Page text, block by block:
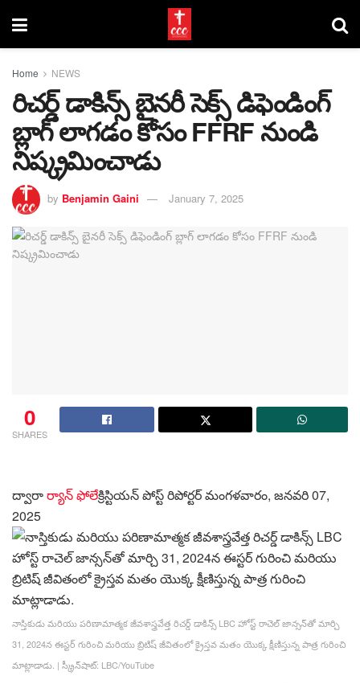
Home NEWS
రిచర్డ్ డాకిన్స్ బైనరీ సెక్స్ డిఫెండింగ్
బ్లాగ్ లాగడం కోసం FFRF నుండి
నిష్క్రమించాడు
by Benjamin Gaini January 7, 2025
0
SHARES
ద్వారార్యాన్ ఫోలేక్రిస్టియన్ పోస్ట్ రిపోర్టర్మంగళవారం, జనవరి 07,
2025
నాస్తికుడు మరియు పరిణామాత్మక జీవశాస్త్రవేత్త రిచర్డ్ డాకిన్స్ LBC హోస్ట్ రాచెల్ జాన్సన్‌తో మార్చి
31, 2024న ఈస్టర్ గురించి మరియు బ్రిటిష్ జీవితంలో క్రైస్తవ మతం యొక్క క్షీణిస్తున్న పాత్ర గురించి
మాట్లాడాడు. | స్క్రీన్‌షాట్: LBC/YouTube